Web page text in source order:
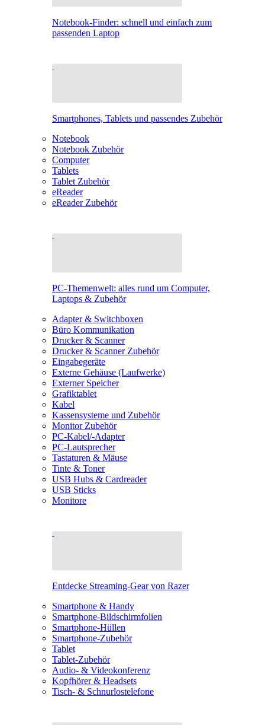
Notebook-Finder: schnell und einfach zum
passenden Laptop
Smartphones, Tablets und passendes Zubehör
Notebook
Notebook Zubehör
Computer
Tablets
Tablet Zubehör
eReader
eReader Zubehör
PC-Themenwelt: alles rund um Computer,
Laptops & Zubehör
Adapter & Switchboxen
Büro Kommunikation
Drucker & Scanner
Drucker & Scanner Zubehör
Eingabegeräte
Externe Gehäuse (Laufwerke)
Externer Speicher
Grafiktablet
Kabel
Kassensysteme und Zubehör
Monitor Zubehör
PC-Kabel/-Adapter
PC-Lautsprecher
Tastaturen & Mäuse
Tinte & Toner
USB Hubs & Cardreader
USB Sticks
Monitore
Entdecke Streaming-Gear von Razer
Smartphone & Handy
Smartphone-Bildschirmfolien
Smartphone-Hüllen
Smartphone-Zubehör
Tablet
Tablet-Zubehör
Audio- & Videokonferenz
Kopfhörer & Headsets
Tisch- & Schnurlostelefone